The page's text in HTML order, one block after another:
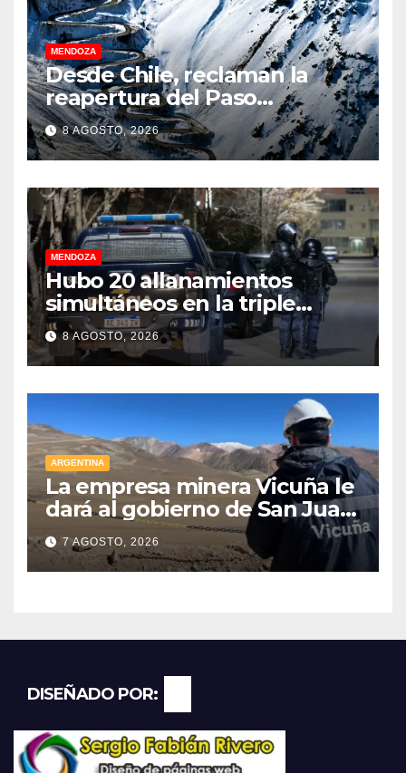
MENDOZA
Desde Chile, reclaman la
reapertura del Paso
Internacional Los
Libertadores: pérdidas
millonarias
8 AGOSTO, 2026
MENDOZA
Hubo 20 allanamientos
simultáneos en la triple
frontera de Luján, Maipú y
Godoy Cruz
8 AGOSTO, 2026
ARGENTINA
La empresa minera Vicuña le
dará al gobierno de San Juan
U$D 250 millones cómo un
aporte extraordinario y no
reembolsable
7 AGOSTO, 2026
DISEÑADO POR: